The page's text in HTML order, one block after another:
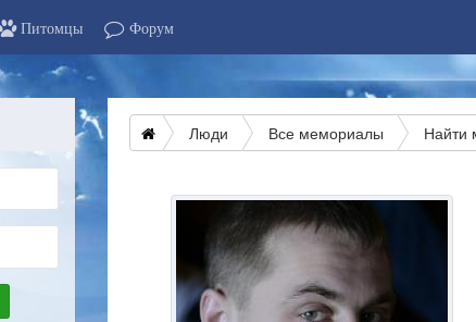
Питомцы Форум
Люди Все мемориалы Найти